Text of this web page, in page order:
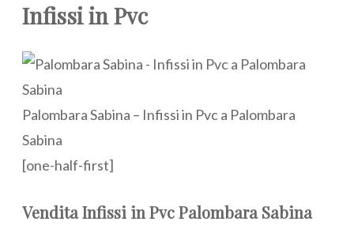
Infissi in Pvc
Palombara Sabina – Infissi in Pvc a Palombara
Sabina
[one-half-first]
VenditaInfissi in Pvc Palombara Sabina